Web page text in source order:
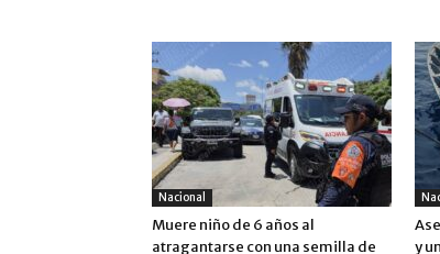
Nacional
Muere niño de 6 años al
atragantarse con una semilla de
y